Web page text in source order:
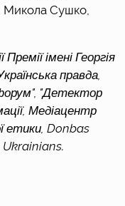
Микола Сушко
імені Георгія
правда,
"Детектор
Медіацентр
етики, Donbas
Ukrainians.